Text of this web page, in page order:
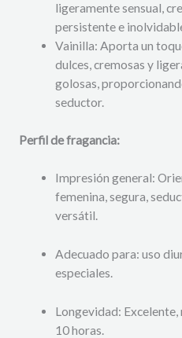
ligeramente sensual,
persistente e
Vainilla: Aporta un
dulces, cremosas y
golosas,
seductor.
Perfil de fragancia:
Impresión general:
femenina, segura,
versátil.
Adecuado para: uso
especiales.
Longevidad:
10 horas.